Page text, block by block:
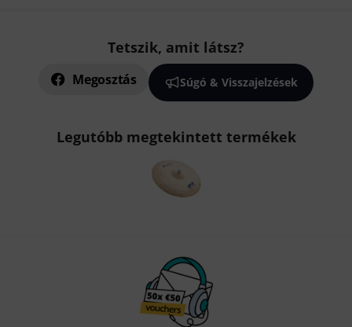
Tetszik, amit látsz?
Megosztás Súgó & Visszajelzések
Legutóbb megtekintett termékek